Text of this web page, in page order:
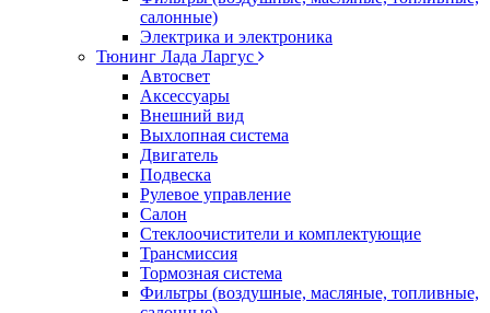
салонные)
Электрика и электроника
Тюнинг Лада Ларгус
Автосвет
Аксессуары
Внешний вид
Выхлопная система
Двигатель
Подвеска
Рулевое управление
Салон
Стеклоочистители и комплектующие
Трансмиссия
Тормозная система
Фильтры (воздушные, масляные, топливные,